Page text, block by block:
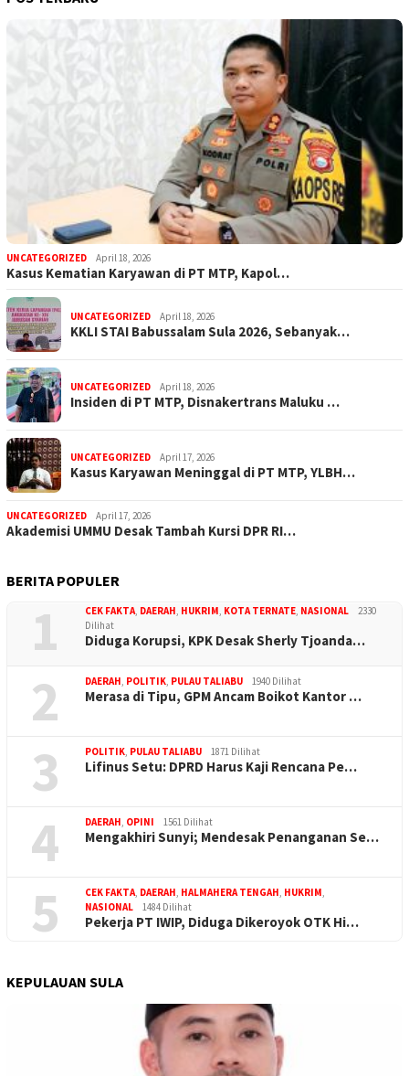
UNCATEGORIZED April 18, 2026
Kasus Kematian Karyawan di PT MTP, Kapol…
UNCATEGORIZED April 18, 2026
KKLI STAI Babussalam Sula 2026, Sebanyak…
UNCATEGORIZED April 18, 2026
Insiden di PT MTP, Disnakertrans Maluku …
UNCATEGORIZED April 17, 2026
Kasus Karyawan Meninggal di PT MTP, YLBH…
UNCATEGORIZED April 17, 2026
Akademisi UMMU Desak Tambah Kursi DPR RI…
BERITA POPULER
1 CEK FAKTA, DAERAH, HUKRIM, KOTA TERNATE, NASIONAL
2330
Dilihat
Diduga Korupsi, KPK Desak Sherly Tjoanda…
2 DAERAH, POLITIK, PULAU TALIABU 1940 Dilihat
Merasa di Tipu, GPM Ancam Boikot Kantor …
3 POLITIK, PULAU TALIABU 1871 Dilihat
Lifinus Setu: DPRD Harus Kaji Rencana Pe…
4 DAERAH, OPINI 1561 Dilihat
Mengakhiri Sunyi; Mendesak Penanganan Se…
5 CEK FAKTA, DAERAH, HALMAHERA TENGAH, HUKRIM,
NASIONAL
1484 Dilihat
Pekerja PT IWIP, Diduga Dikeroyok OTK Hi…
KEPULAUAN SULA